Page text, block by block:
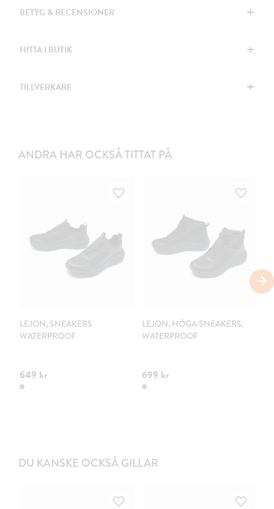
BETYG & RECENSIONER +
HITTA I BUTIK +
TILLVERKARE +
ANDRA HAR OCKSÅ TITTAT PÅ
LEJON, SNEAKERS
WATERPROOF
649 kr
LEJON, HÖGA SNEAKERS,
WATERPROOF
699 kr
DU KANSKE OCKSÅ GILLAR